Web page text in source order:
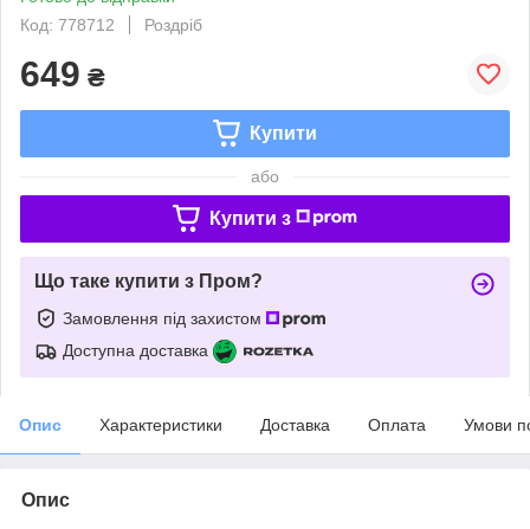
Код: 778712
Роздріб
649 ₴
Купити
або
Купити з
Що таке купити з Пром?
Замовлення під захистом
Доступна доставка
Опис Характеристики Доставка Оплата Умови
Опис